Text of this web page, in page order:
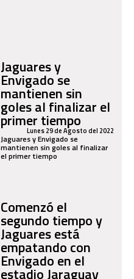
Jaguares y
Envigado se
mantienen sin
goles al finalizar el
primer tiempo
Lunes 29 de Agosto del 2022
Jaguares y Envigado se
mantienen sin goles al finalizar
el primer tiempo
Comenzó el
segundo tiempo y
Jaguares está
empatando con
Envigado en el
estadio Jaraguay